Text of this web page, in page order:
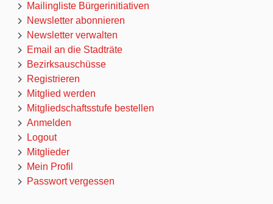
Mailingliste Bürgerinitiativen
Newsletter abonnieren
Newsletter verwalten
Email an die Stadträte
Bezirksauschüsse
Registrieren
Mitglied werden
Mitgliedschaftsstufe bestellen
Anmelden
Logout
Mitglieder
Mein Profil
Passwort vergessen